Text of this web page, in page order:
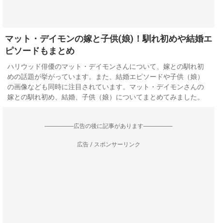
マット・デイモンの嫁と子供(娘)！馴れ初めや結婚エ
ピソードもまとめ
ハリウッド俳優のマット・デイモンさんについて、嫁との馴れ初
めの話題が挙がっています。また、結婚エピソードや子供（娘）
の画像なども同時に注目されています。マット・デイモンさんの
嫁との馴れ初め、結婚、子供（娘）についてまとめてみました。
--------------------広告の後に記事があります--------------------
広告 / スポンサーリンク